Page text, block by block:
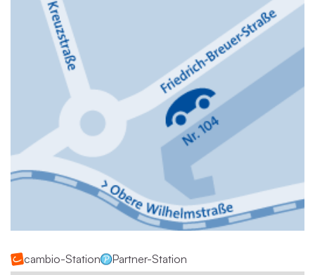
cambio-Station Partner-Station